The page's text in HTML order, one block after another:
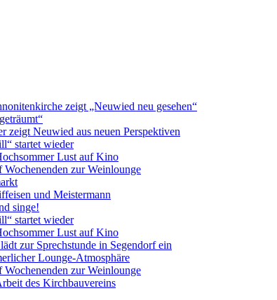
zeigt „Neuwied neu gesehen“
zeigt Neuwied aus neuen Perspektiven
startet wieder
Lust auf Kino
zur Weinlounge
und Meistermann
singe!
startet wieder
Lust auf Kino
zur Sprechstunde in Segendorf ein
Lounge-Atmosphäre
zur Weinlounge
des Kirchbauvereins